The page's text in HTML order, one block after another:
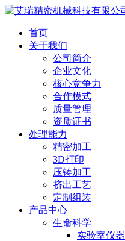
首页
关于我们
公司简介
企业文化
核心竞争力
合作模式
质量管理
资质证书
处理能力
精密加工
3D打印
压铸加工
挤出工艺
定制组装
产品中心
生命科学
实验室仪器